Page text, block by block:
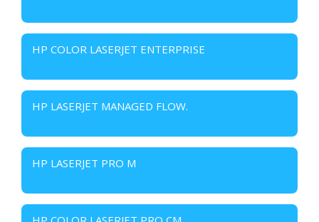
HP COLOR LASERJET ENTERPRISE
HP LASERJET MANAGED FLOW.
HP LASERJET PRO M